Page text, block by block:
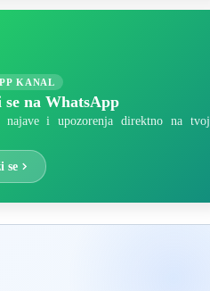
KANAL
na WhatsApp
najave i upozorenja direktno na tvoj
se